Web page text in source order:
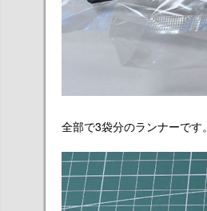
全部で3袋分のランナーです。